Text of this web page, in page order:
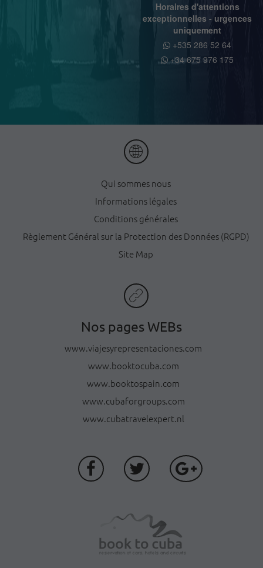
Horaires d'attentions
exceptionnelles - urgences
uniquement
+535 286 52 64
+34 675 976 175
Qui sommes nous
Informations légales
Conditions générales
Règlement Général sur la Protection des Données (RGPD)
Site Map
Nos pages WEBs
www.viajesyrepresentaciones.com
www.booktocuba.com
www.booktospain.com
www.cubaforgroups.com
www.cubatravelexpert.nl